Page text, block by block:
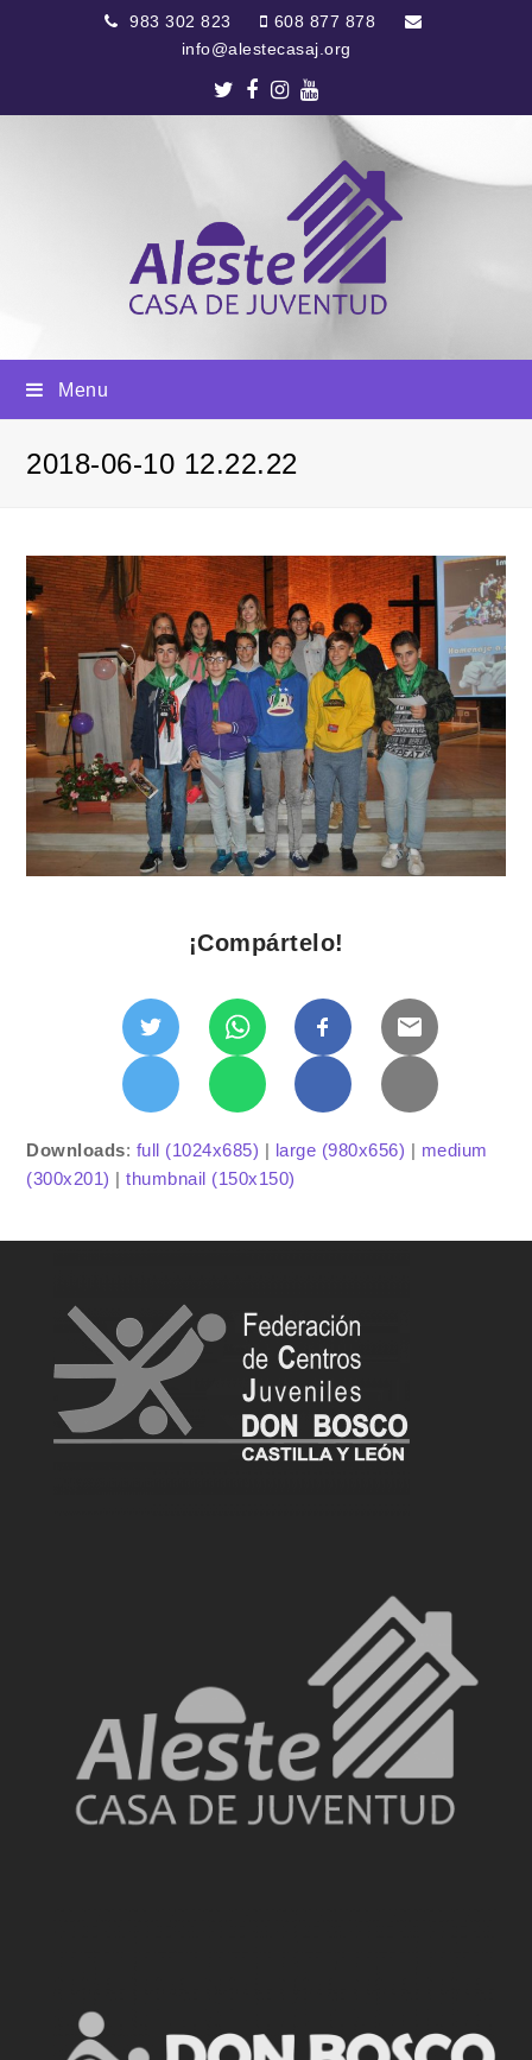
983 302 823
608 877 878
info@alestecasaj.org
Twitter
Facebook
Instagram
Youtube
Menu
2018-06-10 12.22.22
¡Compártelo!
Downloads: full (1024x685) | large (980x656) | medium
(300x201) |thumbnail (150x150)